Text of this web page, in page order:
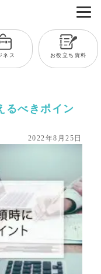
ネス お役立ち資料
るべきポイン
2022年8月25日